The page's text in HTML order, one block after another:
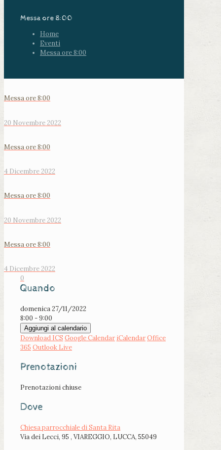
Messa ore 8:00
Home
Eventi
Messa ore 8:00
Messa ore 8:00
20 Novembre 2022
Messa ore 8:00
4 Dicembre 2022
Messa ore 8:00
20 Novembre 2022
Messa ore 8:00
4 Dicembre 2022
0
Quando
domenica 27/11/2022
8:00 - 9:00
Aggiungi al calendario
Download ICS Google Calendar iCalendarOffice
365 Outlook Live
Prenotazioni
Prenotazioni chiuse
Dove
Chiesa parrocchiale di Santa Rita
Via dei Lecci, 95 , VIAREGGIO, LUCCA, 55049